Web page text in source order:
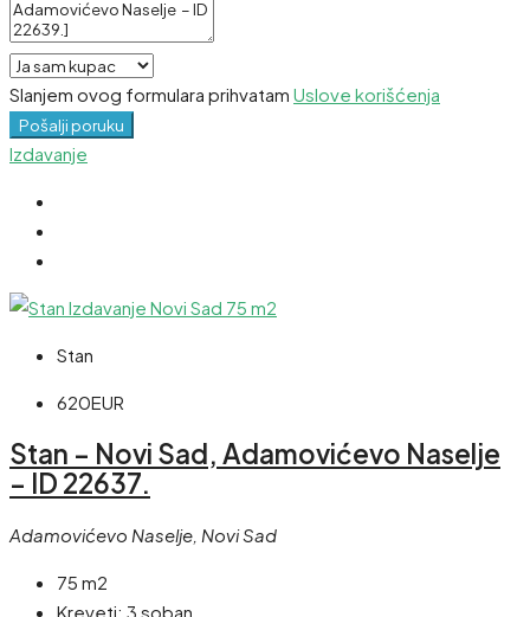
Slanjem ovog formulara prihvatam Uslove korišćenja
Pošalji poruku
Izdavanje
Stan
620EUR
Stan – Novi Sad, Adamovićevo Naselje
– ID 22637.
Adamovićevo Naselje, Novi Sad
75 m2
Kreveti: 3 soban